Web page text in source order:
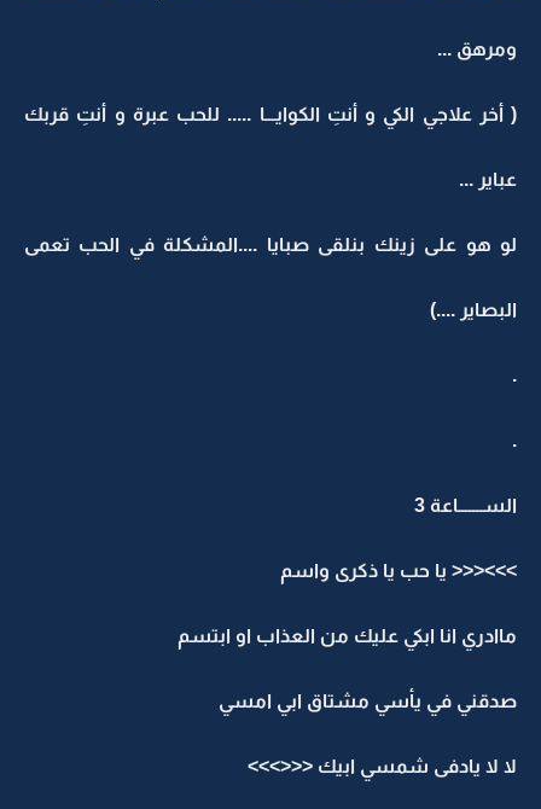
ومرهق ...
( أخر علاجي الكي و أنتِ الكوايـــا ..... للحب عبرة و أنتِ قربك
عباير ...
لو هو على زينك بنلقى صبايا ....المشكلة في الحب تعمى
البصاير ....)
.
.
الســـــــاعة 3
>>><<< يا حب يا ذكرى واسم
ماادري انا ابكي عليك من العذاب او ابتسم
صدقني في يأسي مشتاق ابي امسي
لا لا يادفى شمسي ابيك <<<>>>